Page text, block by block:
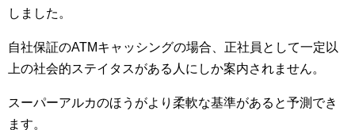
しました。
自社保証のATMキャッシングの場合、正社員として一定以
上の社会的ステイタスがある人にしか案内されません。
スーパーアルカのほうがより柔軟な基準があると予測でき
ます。